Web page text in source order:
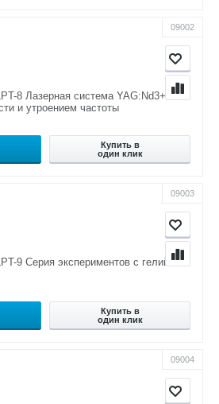
09002
8 Лазерная система YAG:Nd3+ с
и утроением частоты
Купить в
один клик
09003
9 Серия экспериментов с гелий-
Купить в
один клик
09004